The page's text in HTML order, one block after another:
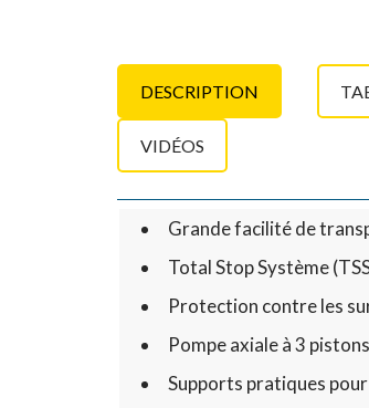
DESCRIPTION
VIDÉOS
Grande facilité de
Total Stop Système
Protection contre les
Pompe axiale à 3
Supports pratiques